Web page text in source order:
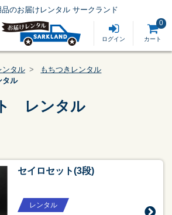
のお届けレンタル サークランド
ログイン カート
0
ンタル
もちつきレンタル
ル
レンタル
セイロセット(3段)
レンタル